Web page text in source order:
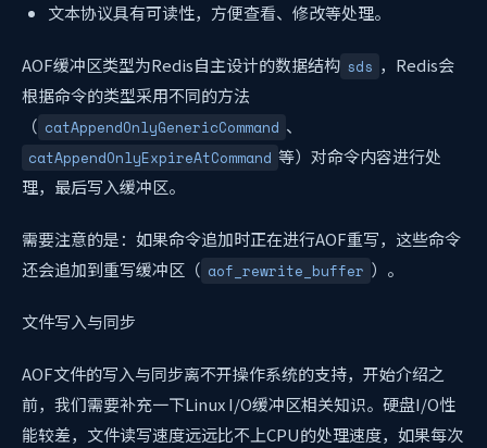
文本协议具有可读性，方便查看、修改等处理。
AOF缓冲区类型为Redis自主设计的数据结构 sds ，Redis会
根据命令的类型采用不同的方法
（ catAppendOnlyGenericCommand 、
catAppendOnlyExpireAtCommand 等）对命令内容进行处
理，最后写入缓冲区。
需要注意的是：如果命令追加时正在进行AOF重写，这些命令
还会追加到重写缓冲区（ aof_rewrite_buffer ）。
文件写入与同步
AOF文件的写入与同步离不开操作系统的支持，开始介绍之
前，我们需要补充一下Linux I/O缓冲区相关知识。硬盘I/O性
能较差，文件读写速度远远比不上CPU的处理速度，如果每次